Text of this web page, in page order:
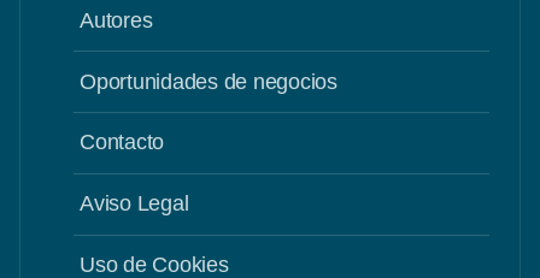
Autores
Oportunidades de negocios
Contacto
Aviso Legal
Uso de Cookies